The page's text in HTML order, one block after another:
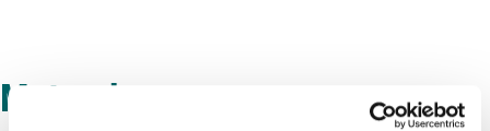
Mutprobe